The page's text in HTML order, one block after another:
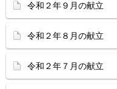
令和２年９月の献立
令和２年８月の献立
令和２年７月の献立